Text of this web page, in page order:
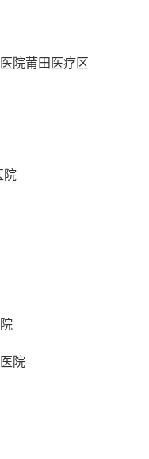
院莆田医疗区
院
院